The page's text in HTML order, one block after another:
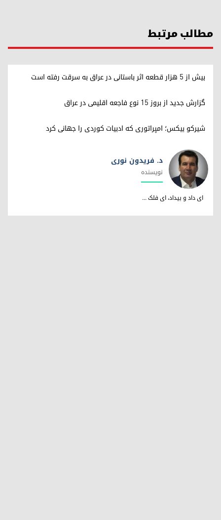
مطالب مرتبط
بیش از ۵ هزار قطعه اثر باستانی در عراق به سرقت رفته است
گزارش جدید از بروز ۱۵ نوع فاجعه اقلیمی در عراق
شیرکو بیکس؛ امپراتوری کە ادبیات کوردی را جهانی کرد
د. فریدون نوری
د. فریدون نوری
نویسندە
ای داد و بیداد، ای فلک ...